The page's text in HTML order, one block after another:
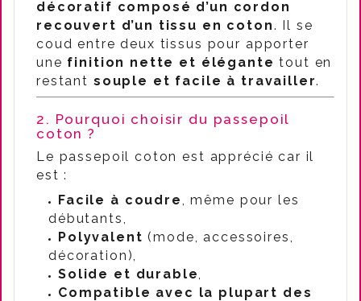
décoratif composé d’un cordon
recouvert d’un tissu en coton. Il se
coud entre deux tissus pour apporter
une finition nette et élégante tout en
restant souple et facile à travailler.
2. Pourquoi choisir du passepoil
coton ?
Le passepoil coton est apprécié car il
est :
Facile à coudre
, même pour les
débutants,
Polyvalent (mode, accessoires,
décoration),
Solide et durable
Compatible avec la plupart des